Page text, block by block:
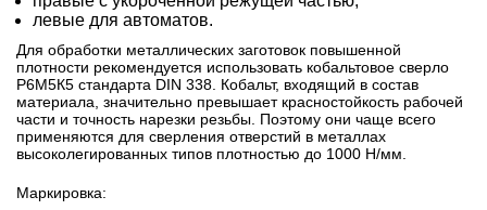
левые для автоматов.
Для обработки металлических заготовок повышенной
плотности рекомендуется использовать кобальтовое сверло
Р6М5К5 стандарта DIN 338. Кобальт, входящий в состав
материала, значительно превышает красностойкость рабочей
части и точность нарезки резьбы. Поэтому они чаще всего
применяются для сверления отверстий в металлах
высоколегированных типов плотностью до 1000 Н/мм.
Маркировка: